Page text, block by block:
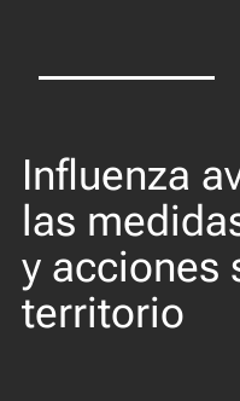
Influenza
las
y acciones
territorio